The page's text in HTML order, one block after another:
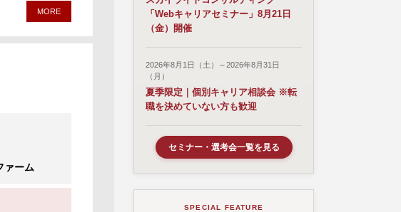
MORE
ァーム
「Webキャリアセミナー」8月21日
（金）開催
2026年8月1日（土）～2026年8月31日
（月）
夏季限定｜個別キャリア相談会 ※転
職を決めていない方も歓迎
セミナー・選考会一覧を見る
SPECIAL FEATURE